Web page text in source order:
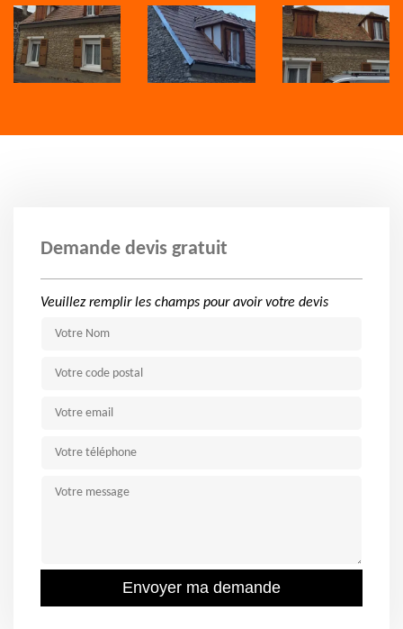
Demande devis gratuit
Veuillez remplir les champs pour avoir votre devis